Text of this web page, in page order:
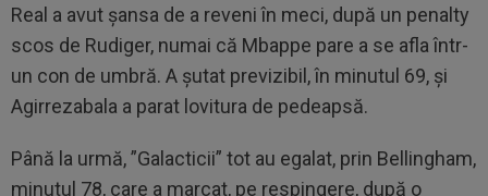
Real a avut șansa de a reveni în meci, după un penalty
scos de Rudiger, numai că Mbappe pare a se afla într-
un con de umbră. A șutat previzibil, în minutul 69, și
Agirrezabala a parat lovitura de pedeapsă.
Până la urmă, ”Galacticii” tot au egalat, prin Bellingham,
minutul 78, care a marcat, pe respingere, după o